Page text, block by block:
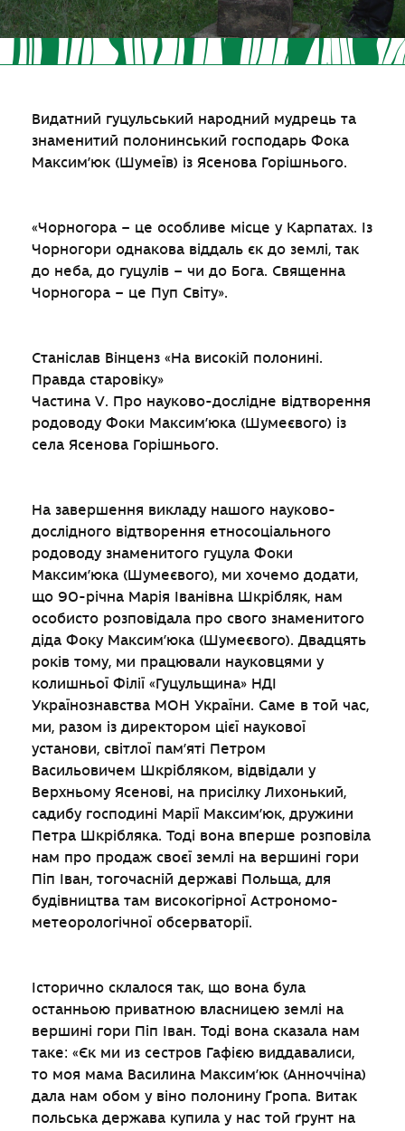
Видатний гуцульський народний мудрець та
знаменитий полонинський господарь Фока
Максим’юк (Шумеїв) із Ясенова Горішнього.
«Чорногора – це особливе місце у Карпатах. Із
Чорногори однакова віддаль єк до землі, так
до неба, до гуцулів – чи до Бога. Священна
Чорногора – це Пуп Світу».
Станіслав Вінценз «На високій полонині.
Правда старовіку»
Частина V. Про науково-дослідне відтворення
родоводу Фоки Максим’юка (Шумеєвого) із
села Ясенова Горішнього.
На завершення викладу нашого науково-
дослідного відтворення етносоціального
родоводу знаменитого гуцула Фоки
Максим’юка (Шумеєвого), ми хочемо додати,
що 90-річна Марія Іванівна Шкрібляк, нам
особисто розповідала про свого знаменитого
діда Фоку Максим’юка (Шумеєвого). Двадцять
років тому, ми працювали науковцями у
колишньої Філії «Гуцульщина» НДІ
Українознавства МОН України. Саме в той час,
ми, разом із директором цієї наукової
установи, світлої пам’яті Петром
Васильовичем Шкрібляком, відвідали у
Верхньому Ясенові, на присілку Лихонький,
садибу господині Марії Максим’юк, дружини
Петра Шкрібляка. Тоді вона вперше розповіла
нам про продаж своєї землі на вершині гори
Піп Іван, тогочасній державі Польща, для
будівництва там високогірної Астрономо-
метеорологічної обсерваторії.
Історично склалося так, що вона була
останньою приватною власницею землі на
вершині гори Піп Іван. Тоді вона сказала нам
таке: «Єк ми из сестров Гафією виддавалиси,
то моя мама Василина Максим’юк (Анноччіна)
дала нам обом у віно полонину Ґропа. Витак
польська держава купила у нас той ґрунт на